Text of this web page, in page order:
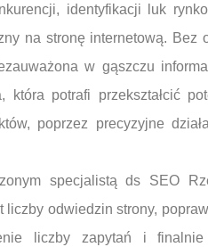
identyfikacji luk
na stronę internetową.
w gąszczu
która potrafi przekształcić
poprzez precyzyjne
specjalistą ds SEO
liczby odwiedzin strony,
liczby zapytań i finalnie